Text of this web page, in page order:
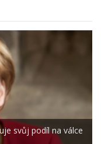
svůj podíl na válce